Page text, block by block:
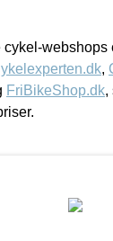
webshops
,
FriBikeShop.dk,